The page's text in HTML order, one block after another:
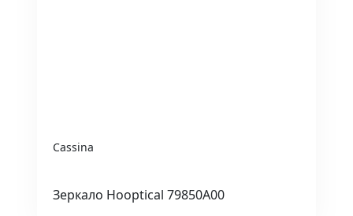
Cassina
Зеркало Hooptical 79850A00